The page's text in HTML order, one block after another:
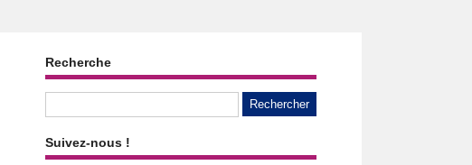
Recherche
Suivez-nous !